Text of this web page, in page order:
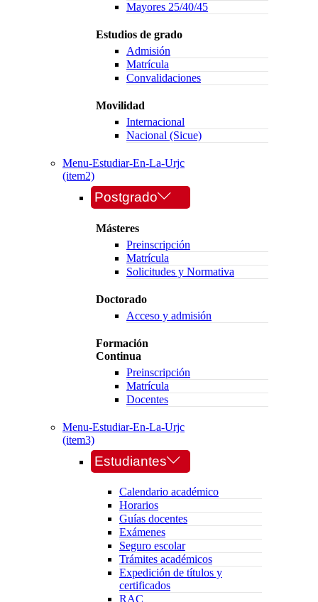
Mayores 25/40/45
Estudios de grado
Admisión
Matrícula
Convalidaciones
Movilidad
Internacional
Nacional (Sicue)
Menu-Estudiar-En-La-Urjc
(item2)
Postgrado
Másteres
Preinscripción
Matrícula
Solicitudes y Normativa
Doctorado
Acceso y admisión
Formación
Continua
Preinscripción
Matrícula
Docentes
Menu-Estudiar-En-La-Urjc
(item3)
Estudiantes
Calendario académico
Horarios
Guías docentes
Exámenes
Seguro escolar
Trámites académicos
Expedición de títulos y
certificados
RAC